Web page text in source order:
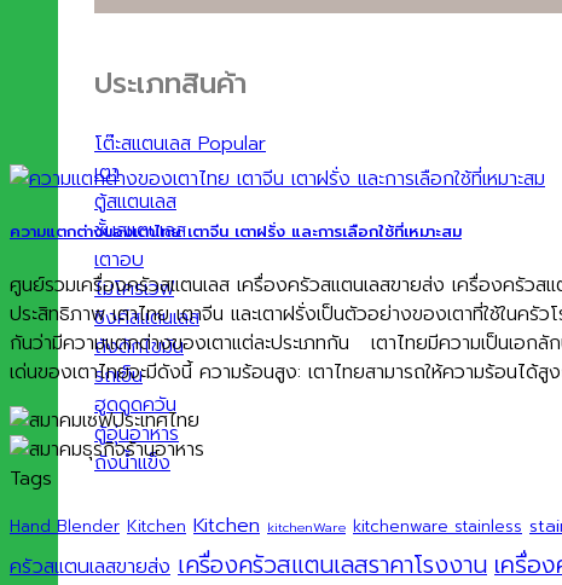
ประเภทสินค้า
โต๊ะสแตนเลส
เตา
ตู้สแตนเลส
ชั้นสแตนเลส
เตาอบ
ไมโครเวฟ
ซิงค์สแตนเลส
ถังดักไขมัน
รถเข็น
ฮูดดูดควัน
ตู้อุ่นอาหาร
ถังน้ำแข็ง
ความแตกต่างของเตาไทย เตาจีน เตาฝรั่ง และการเลือกใช้ที่เหมาะสม
ศูนย์รวมเครื่องครัวสแตนเลส เครื่องครัวสแตนเลสขายส่ง เครื่องครัวส
ประสิทธิภาพ เตาไทย เตาจีน และเตาฝรั่งเป็นตัวอย่างของเตาที่ใช้ในค
กันว่ามีความแตกต่างของเตาแต่ละประเภทกัน เตาไทยมีความเป็นเอก
เด่นของเตาไทยจะมีดังนี้ ความร้อนสูง: เตาไทยสามารถให้ความร้อนไ
Tags
Hand Blender Kitchen Kitchen kitchenWare kitchenware stainless
ครัวสแตนเลสขายส่ง เครื่องครัวสแตนเลสราคาโรงงาน เครื่อ